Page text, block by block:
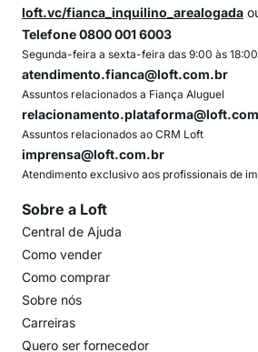
loft.vc/fianca_inquilino_arealogada
Telefone 0800 001 6003
Segunda-feira a sexta-feira das 9:00 às 18:00
atendimento.fianca@loft.com.br
Assuntos relacionados a Fiança Aluguel
Assuntos relacionados ao CRM Loft
imprensa@loft.com.br
Atendimento exclusivo aos profissionais de
Sobre a Loft
Central de Ajuda
Como vender
Como comprar
Sobre nós
Carreiras
Quero ser fornecedor